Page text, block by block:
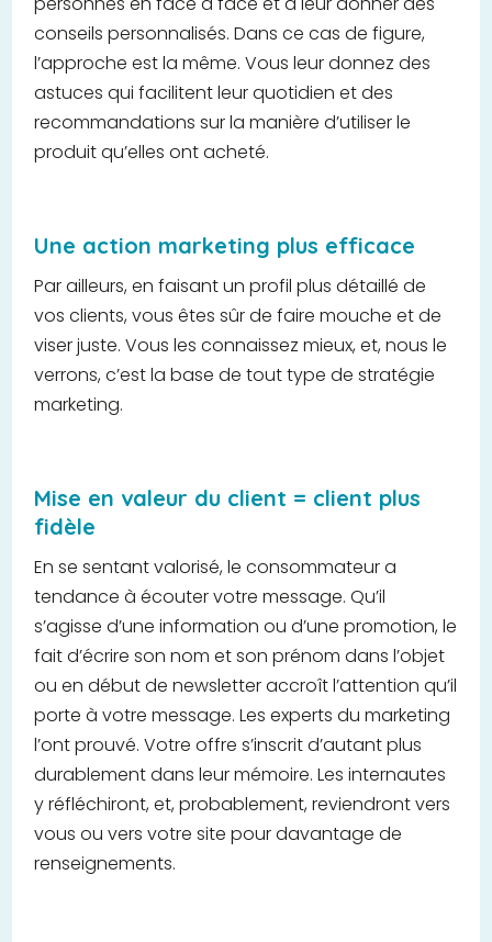
conseils personnalisés. Dans ce cas de figure,
l’approche est la même. Vous leur donnez des
astuces qui facilitent leur quotidien et des
recommandations sur la manière d’utiliser le
produit qu’elles ont acheté.
Une action marketing plus efficace
Par ailleurs, en faisant un profil plus détaillé de
vos clients, vous êtes sûr de faire mouche et de
viser juste. Vous les connaissez mieux, et, nous le
verrons, c’est la base de tout type de stratégie
marketing.
Mise en valeur du client = client plus
fidèle
En se sentant valorisé, le consommateur a
tendance à écouter votre message. Qu’il
s’agisse d’une information ou d’une promotion, le
fait d’écrire son nom et son prénom dans l’objet
ou en début de newsletter accroît l’attention qu’il
porte à votre message. Les experts du marketing
l’ont prouvé. Votre offre s’inscrit d’autant plus
durablement dans leur mémoire. Les internautes
y réfléchiront, et, probablement, reviendront vers
vous ou vers votre site pour davantage de
renseignements.